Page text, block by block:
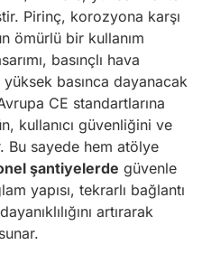
Pirinç, korozyona karşı
ömürlü bir kullanım
basınçlı hava
basınca dayanacak
CE standartlarına
kullanıcı güvenliğini ve
Bu sayede hem atölye
şantiyelerde güvenle
yapısı, tekrarlı bağlantı
artırarak